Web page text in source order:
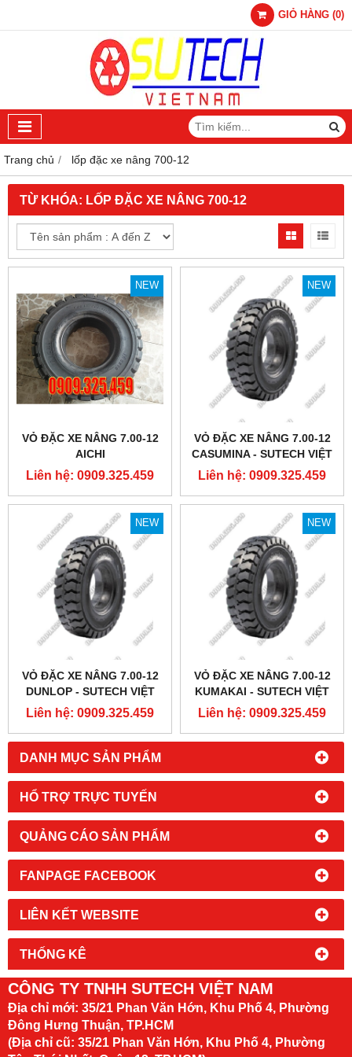
GIỎ HÀNG (0)
Trang chủ lốp đặc xe nâng 700-12
DANH MỤC SẢN PHẨM
HỔ TRỢ TRỰC TUYẾN
QUẢNG CÁO SẢN PHẨM
FANPAGE FACEBOOK
LIÊN KẾT WEBSITE
THỐNG KÊ
TỪ KHÓA: LỐP ĐẶC XE NÂNG 700-12
NEW
VỎ ĐẶC XE NÂNG 7.00-12
AICHI
Liên hệ: 0909.325.459
NEW
VỎ ĐẶC XE NÂNG 7.00-12
CASUMINA - SUTECH VIỆT
NAM
Liên hệ: 0909.325.459
NEW
VỎ ĐẶC XE NÂNG 7.00-12
DUNLOP - SUTECH VIỆT
NAM
Liên hệ: 0909.325.459
NEW
VỎ ĐẶC XE NÂNG 7.00-12
KUMAKAI - SUTECH VIỆT
NAM
Liên hệ: 0909.325.459
CÔNG TY TNHH SUTECH VIỆT NAM
Địa chỉ mới: 35/21 Phan Văn Hớn, Khu Phố 4, Phường
Đông Hưng Thuận, TP.HCM
(Địa chỉ cũ: 35/21 Phan Văn Hớn, Khu Phố 4, Phường